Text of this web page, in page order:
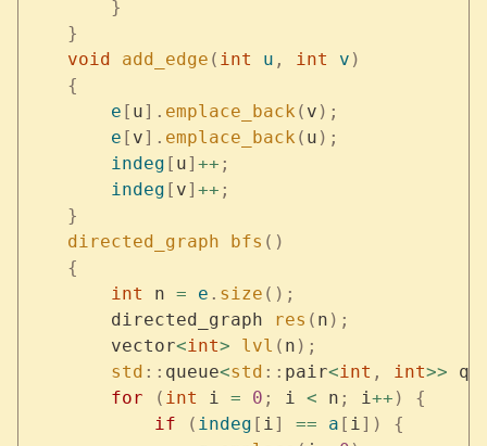
        }
    }
    void
add_edge ( int u , int v )
    {
        e
[ u]. emplace_back ( v );
        e
[ v]. emplace_back ( u );
        indeg
[ u] ++ ;
        indeg
[ v] ++ ;
    }
    directed_graph
bfs ()
    {
        int
n = e . size ();
        directed_graph
res ( n );
        vector
<int> lvl ( n );
        std
:: queue<std :: pair<int , int>> q
        for
( int i = 0 ; i < n ; i++ )
{
            if
( indeg [ i] == a [ i])
{